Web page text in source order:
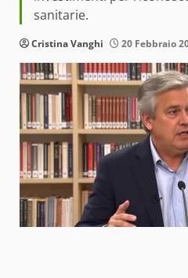
sanitarie.
Cristina Vanghi 20 Febbraio